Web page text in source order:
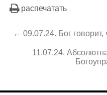
распечатать
← 09.07.24. Бог говорит,
11.07.24.